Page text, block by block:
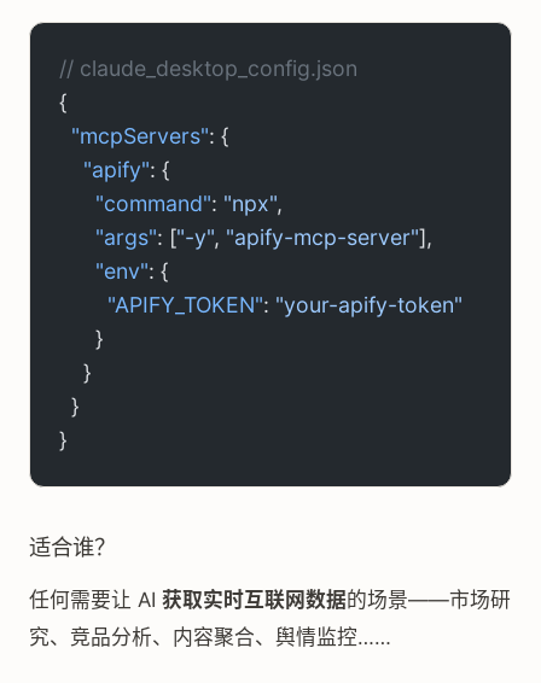
// claude_desktop_config.json
{
  "mcpServers"
: {
    "apify"
: {
      "command"
: "npx",
      "args"
: ["-y", "apify-mcp-server"],
      "env"
: {
        "APIFY_TOKEN"
: "your-apify-token"
      }
    }
  }
}
适合谁？
任何需要让 AI 获取实时互联网数据的场景——市场研
究、竞品分析、内容聚合、舆情监控……